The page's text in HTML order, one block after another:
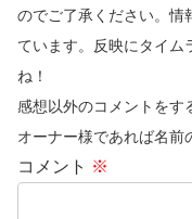
のでご了承ください。情
ています。反映にタイム
ね！
感想以外のコメントをす
オーナー様であれば名前
コメント ※